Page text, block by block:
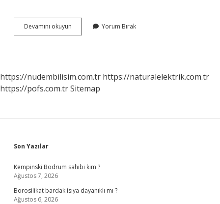
Devamını okuyun
Değerleri
Yorum Bırak
https://nudembilisim.com.tr https://naturalelektrik.com.tr
https://pofs.com.trSitemap
Sidebar
Son Yazılar
Kempinski Bodrum sahibi kim ?
Ağustos 7, 2026
Borosilikat bardak isıya dayanıklı mı ?
Ağustos 6, 2026